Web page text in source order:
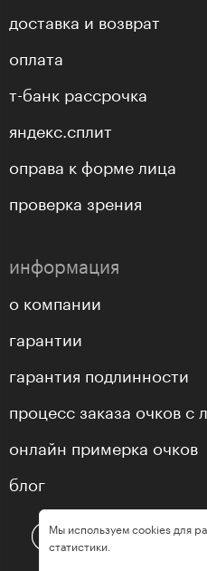
доставка и возврат
оплата
т-банк рассрочка
яндекс.сплит
оправа к форме лица
проверка зрения
информация
о компании
гарантии
гарантия подлинности
процесс заказа очков с
онлайн примерка очков
блог
Мы используем cookies для
статистики.